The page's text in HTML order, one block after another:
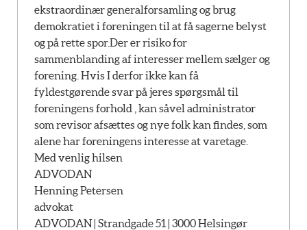
ekstraordinær generalforsamling og brug
demokratiet i foreningen til at få sagerne belyst
og på rette spor.Der er risiko for
sammenblanding af interesser mellem sælger og
forening. Hvis I derfor ikke kan få
fyldestgørende svar på jeres spørgsmål til
foreningens forhold , kan såvel administrator
som revisor afsættes og nye folk kan findes, som
alene har foreningens interesse at varetage.
Med venlig hilsen
ADVODAN
Henning Petersen
advokat
ADVODAN | Strandgade 51 | 3000 Helsingør